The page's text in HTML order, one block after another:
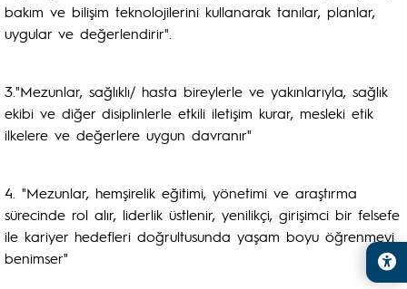
bakım ve bilişim teknolojilerini kullanarak tanılar, planlar,
uygular ve değerlendirir".
3."Mezunlar, sağlıklı/ hasta bireylerle ve yakınlarıyla, sağlık
ekibi ve diğer disiplinlerle etkili iletişim kurar, mesleki etik
ilkelere ve değerlere uygun davranır"
4. "Mezunlar, hemşirelik eğitimi, yönetimi ve araştırma
sürecinde rol alır, liderlik üstlenir, yenilikçi, girişimci bir felsefe
ile kariyer hedefleri doğrultusunda yaşam boyu öğrenmeyi
benimser"